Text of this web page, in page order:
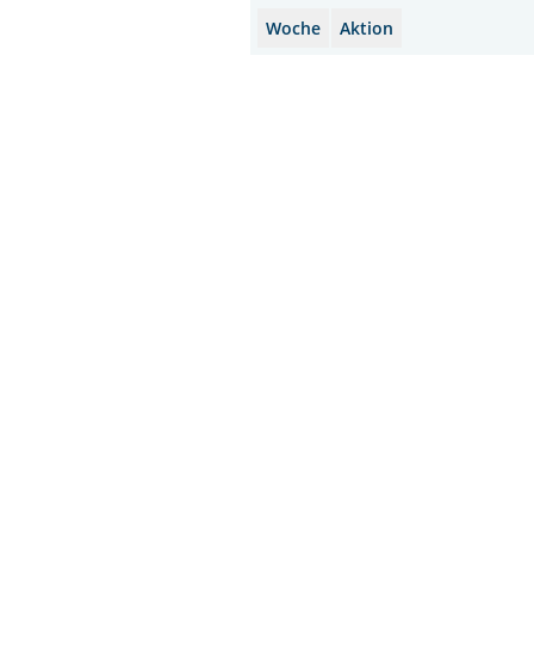
Woche Aktion